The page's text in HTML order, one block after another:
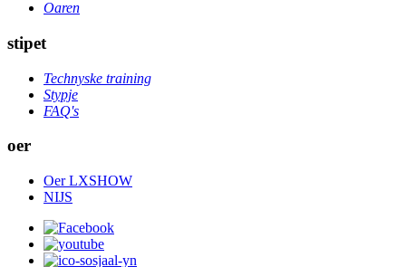
Oaren
stipet
Technyske training
Stypje
FAQ's
oer
Oer LXSHOW
NIJS